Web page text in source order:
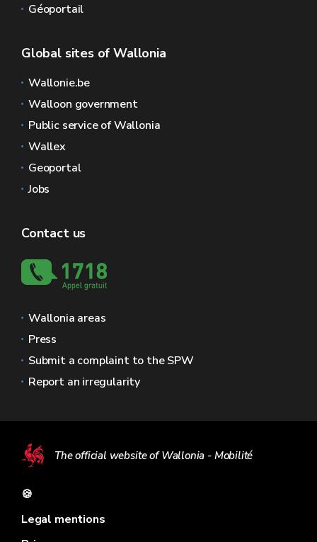
Géoportail
Global sites of Wallonia
Wallonie.be
Walloon government
Public service of Wallonia
Wallex
Geoportal
Jobs
Contact us
Wallonia areas
Press
Submit a complaint to the SPW
Report an irregularity
The official website of Wallonia - Mobilité
🍪
Legal mentions